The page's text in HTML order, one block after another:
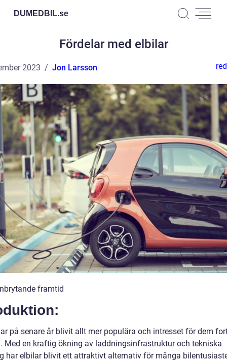
DUMEDBIL.se
Fördelar med elbilar
2023 Jon Larsson
framtid
på senare år blivit allt mer populära och intresset för dem
Med en kraftig ökning av laddningsinfrastruktur och tekniska
har elbilar blivit ett attraktivt alternativ för många